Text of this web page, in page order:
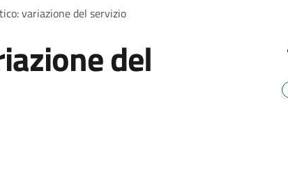
variazione del servizio
del